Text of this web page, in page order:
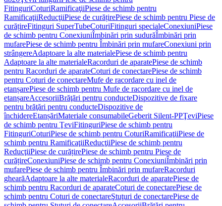
FitinguriCoturiRamificaţiiPiese de schimb pentru
RamificaţiiReducţiiPiese de curățirePiese de schimb pentru Piese de
curățireFitinguri SuperTubeCoturiFitinguri specialeConexiuniPiese
de schimb pentru ConexiuniÎmbinări prin sudurăÎmbinări prin
mufarePiese de schimb pentru Îmbinări prin mufareConexiuni prin
strângereAdaptoare la alte materialePiese de schimb pentru
Adaptoare la alte materialeRacorduri de aparatePiese de schimb
pentru Racorduri de aparateCoturi de conectarePiese de schimb
pentru Coturi de conectareMufe de racordare cu inel de
etanșarePiese de schimb pentru Mufe de racordare cu inel de
etanșareAccesoriiBrăţări pentru conducteDispozitive de fixare
pentru brăţări pentru conducteDispozitive de
închidereEtanșăriMateriale consumabileGeberit Silent-PPŢeviPiese
de schimb pentru ŢeviFitinguriPiese de schimb pentru
FitinguriCoturiPiese de schimb pentru CoturiRamificaţiiPiese de
schimb pentru RamificaţiiReducţiiPiese de schimb pentru
ReducţiiPiese de curățirePiese de schimb pentru Piese de
curățireConexiuniPiese de schimb pentru ConexiuniÎmbinări prin
mufarePiese de schimb pentru Îmbinări prin mufareRacorduri
ghearăAdaptoare la alte materialeRacorduri de aparatePiese de
schimb pentru Racorduri de aparateCoturi de conectarePiese de
schimb pentru Coturi de conectareŞtuţuri de conectarePiese de